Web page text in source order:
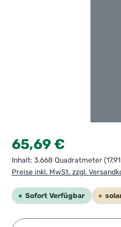
Regulärer Preis:
65,69 €
Inhalt: 3.668 Quadratmeter
Preise inkl. MwSt. zzgl.
Sofort Verfügbar